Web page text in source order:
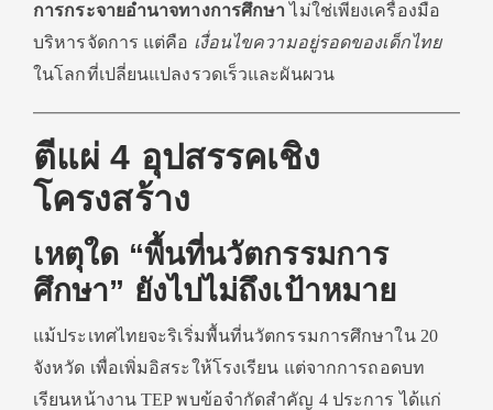
การกระจายอำนาจทางการศึกษา ไม่ใช่เพียงเครื่องมือ
บริหารจัดการ แต่คือ เงื่อนไขความอยู่รอดของเด็กไทย
ในโลกที่เปลี่ยนแปลงรวดเร็วและผันผวน
ตีแผ่ 4 อุปสรรคเชิง
โครงสร้าง
เหตุใด “พื้นที่นวัตกรรมการ
ศึกษา” ยังไปไม่ถึงเป้าหมาย
แม้ประเทศไทยจะริเริ่มพื้นที่นวัตกรรมการศึกษาใน 20
จังหวัด เพื่อเพิ่มอิสระให้โรงเรียน แต่จากการถอดบท
เรียนหน้างาน TEP พบข้อจำกัดสำคัญ 4 ประการ ได้แก่